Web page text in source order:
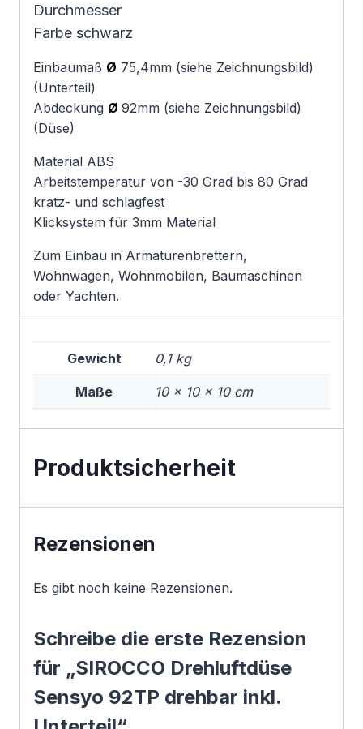
Durchmesser
Farbe schwarz
Einbaumaß Ø 75,4mm (siehe Zeichnungsbild)
(Unterteil)
Abdeckung Ø 92mm (siehe Zeichnungsbild)
(Düse)
Material ABS
Arbeitstemperatur von -30 Grad bis 80 Grad
kratz- und schlagfest
Klicksystem für 3mm Material
Zum Einbau in Armaturenbrettern,
Wohnwagen, Wohnmobilen, Baumaschinen
oder Yachten.
Gewicht 0,1 kg
Maße 10 × 10 × 10 cm
Produktsicherheit
Rezensionen
Es gibt noch keine Rezensionen.
Schreibe die erste Rezension
für „SIROCCO Drehluftdüse
Sensyo 92TP drehbar inkl.